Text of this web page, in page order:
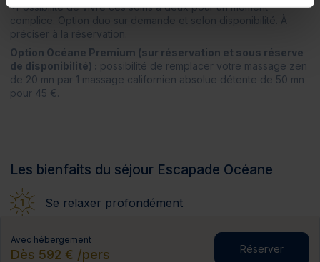
Avec hébergement
Dès 592 € /pers Réserver
*Possibilité de vivre ces soins à deux pour un moment
complice. Option duo sur demande et selon disponibilité. À
préciser à la réservation.
Option Océane Premium (sur réservation et sous réserve
de disponibilité) : possibilité de remplacer votre massage zen
de 20 mn par 1 massage californien absolue détente de 50 mn
pour 45 €.
Les bienfaits du séjour Escapade Océane
Se relaxer profondément
Se revitaliser par la mer